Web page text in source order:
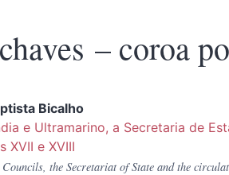
– coroa
Bicalho
e Ultramarino, a Secretaria de
XVII e XVIII
the Secretariat of State and the